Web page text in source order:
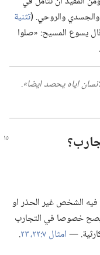
والجسدي والروحي.‏ (‏تثنية
يسوع المسيح:‏ «صلوا
‏.‏
اياه يحصد ايضا».‏
فيه الشخص غير الحذر او
خصوصا في التجارب
—‏امثال ٧:‏٢٢،‏ ٢٣ ‏.‏